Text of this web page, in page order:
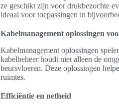
ze geschikt zijn voor drukbezochte
ideaal voor toepassingen in
Kabelmanagement oplossingen
Kabelmanagement oplossingen
kabelbeheer houdt niet alleen de
beursvloeren. Deze oplossingen
ruimtes.
Efficiëntie en netheid